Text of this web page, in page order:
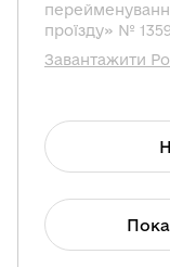
проїзду» №
Завантажити